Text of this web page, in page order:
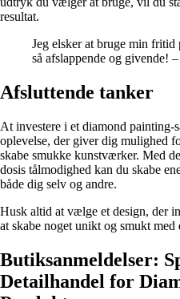
resultat.
Jeg elsker at bruge min
så afslappende og givende!
Afsluttende tanker
At investere i et diamond
oplevelse, der giver dig mulighed
skabe smukke kunstværker. Med
dosis tålmodighed kan du skabe
både dig selv og andre.
Husk altid at vælge et design, der
at skabe noget unikt og smukt
Butiksanmeldelser:
Detailhandel for